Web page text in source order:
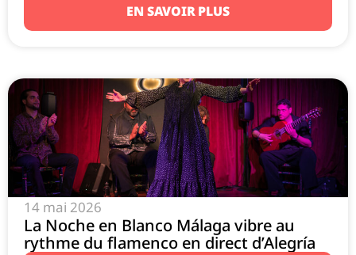
EN SAVOIR PLUS
14 mai 2026
La Noche en Blanco Málaga vibre au
rythme du flamenco en direct d’Alegría